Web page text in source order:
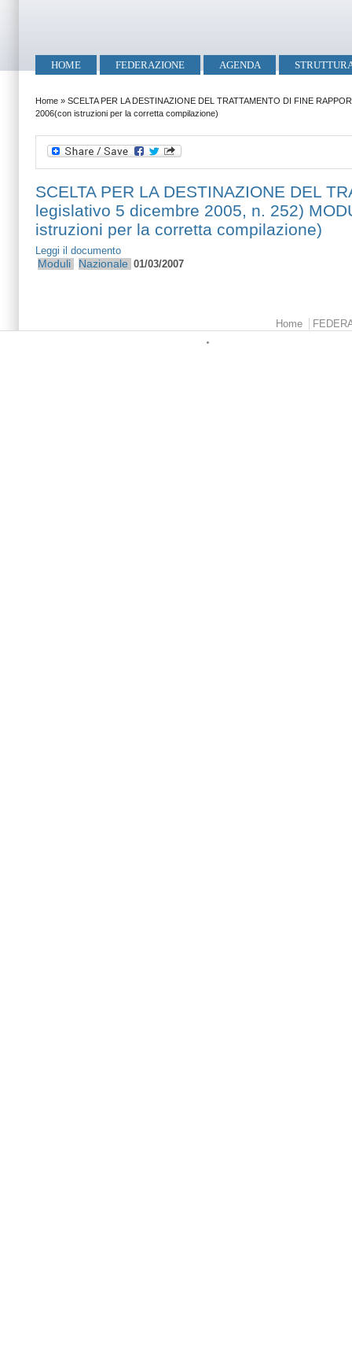
Menu principale
HOME FEDERAZIONE AGENDA
Tu sei qui
Home » SCELTA PER LA DESTINAZIONE DEL TRATTAMENTO DI FINE
2006(con istruzioni per la corretta compilazione)
SCELTA PER LA DESTINAZIONE DEL
legislativo 5 dicembre 2005, n. 252)
istruzioni per la corretta compilazione)
Leggi il documento
Moduli Nazionale 01/03/2007
Home